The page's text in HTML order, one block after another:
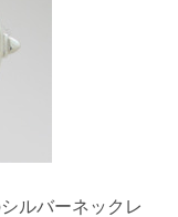
ルバーネックレ